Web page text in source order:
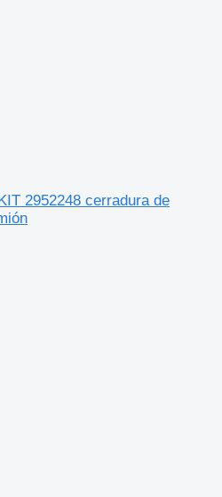
2952248 cerradura de